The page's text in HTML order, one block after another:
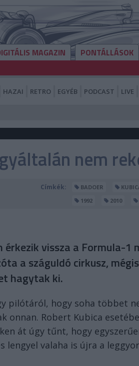
MAGAZIN PONTÁLLÁSOK
HAZAI RETRO EGYÉB PODCAST LIVE
nem
Címkék: BADOER
1992
2010
vissza a Formula-1
a száguldó cirkusz,
hagytak ki.
pilótáról, hogy soha többet
onnan. Robert Kubica
át úgy tűnt, hogy
lengyel valaha is újra a